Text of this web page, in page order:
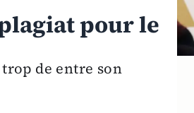
pour le
de entre son